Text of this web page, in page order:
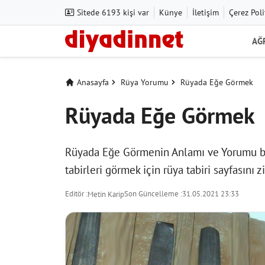
Sitede 6193 kişi var Künye İletişim Çerez
Anasayfa Rüya Yorumu Rüyada Eğe Görmek
Rüyada Eğe Görmek
Rüyada Eğe Görmenin Anlamı ve
tabirleri görmek için rüya tabiri sayfasını
Editör :Metin KaripSon Güncelleme :31.05.2021 23:33